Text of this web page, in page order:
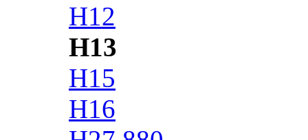
H12
H13
H15
H16